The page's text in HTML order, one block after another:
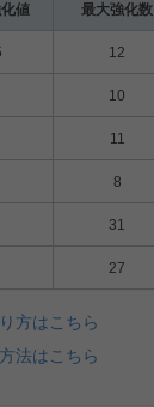
値 最大強化数
12
10
11
8
31
27
方はこちら
法はこちら